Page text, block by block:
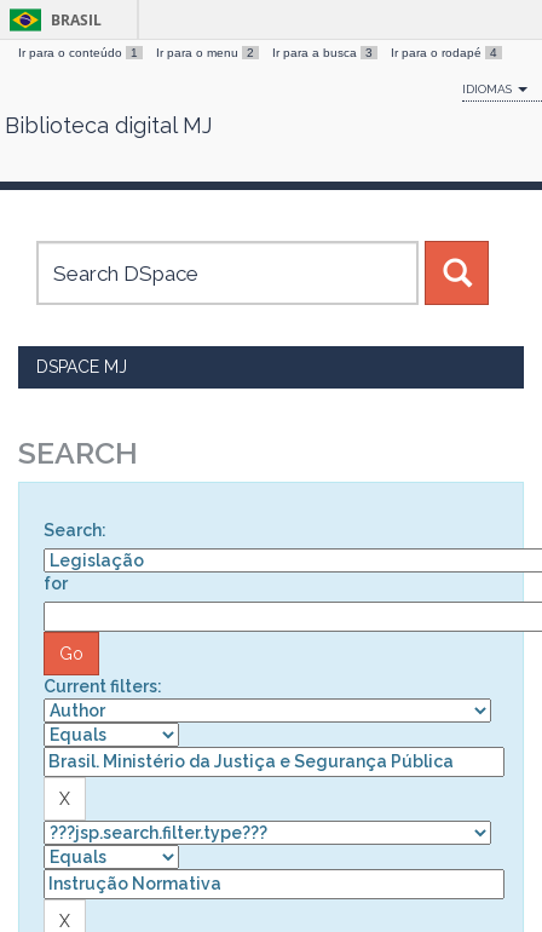
Skip
BRASIL
Ir para o conteúdo 1 Ir para o menu 2 Ir para a busca 3 Ir para o rodapé 4
IDIOMAS
Biblioteca digital MJ
DSPACE MJ
SEARCH
Search:
for
Current filters: